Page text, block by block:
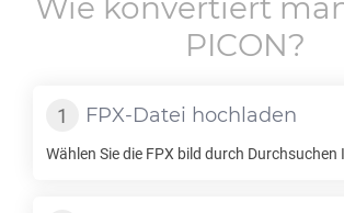
Wie konvertiert
PICON?
FPX-Datei hochladen
Wählen Sie die FPX bild durch Durchsuchen